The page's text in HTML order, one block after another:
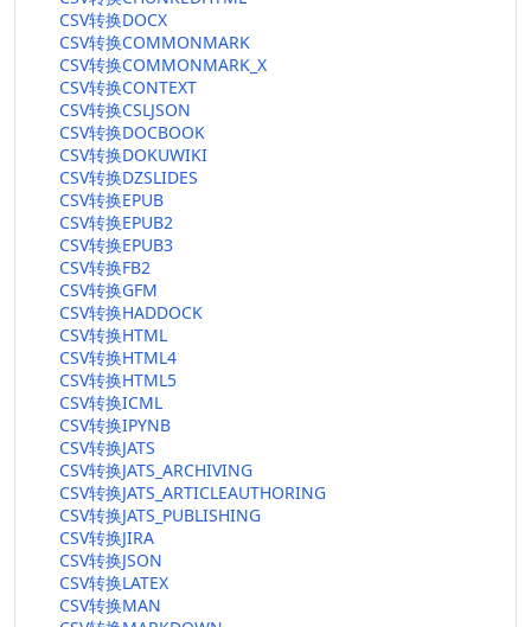
CSV转换DOCX
CSV转换COMMONMARK
CSV转换COMMONMARK_X
CSV转换CONTEXT
CSV转换CSLJSON
CSV转换DOCBOOK
CSV转换DOKUWIKI
CSV转换DZSLIDES
CSV转换EPUB
CSV转换EPUB2
CSV转换EPUB3
CSV转换FB2
CSV转换GFM
CSV转换HADDOCK
CSV转换HTML
CSV转换HTML4
CSV转换HTML5
CSV转换ICML
CSV转换IPYNB
CSV转换JATS
CSV转换JATS_ARCHIVING
CSV转换JATS_ARTICLEAUTHORING
CSV转换JATS_PUBLISHING
CSV转换JIRA
CSV转换JSON
CSV转换LATEX
CSV转换MAN